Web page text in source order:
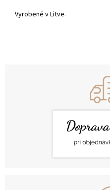
Vyrobené v Litve.